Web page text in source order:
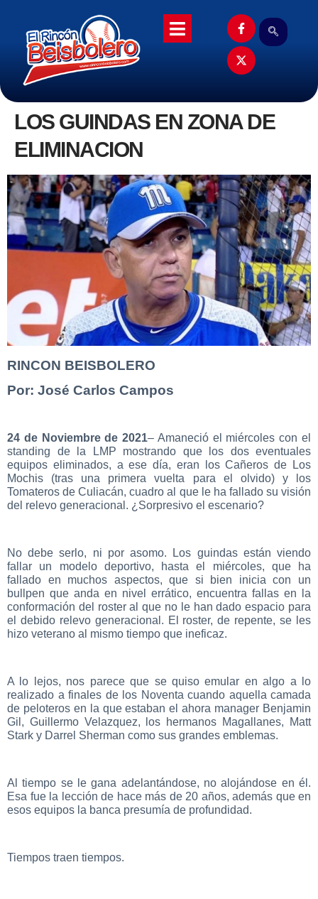
LOS GUINDAS EN ZONA DE
ELIMINACION
RINCON BEISBOLERO
Por: José Carlos Campos
24 de Noviembre de 2021– Amaneció el miércoles con el
standing de la LMP mostrando que los dos eventuales
equipos eliminados, a ese día, eran los Cañeros de Los
Mochis (tras una primera vuelta para el olvido) y los
Tomateros de Culiacán, cuadro al que le ha fallado su visión
del relevo generacional. ¿Sorpresivo el escenario?
No debe serlo, ni por asomo. Los guindas están viendo
fallar un modelo deportivo, hasta el miércoles, que ha
fallado en muchos aspectos, que si bien inicia con un
bullpen que anda en nivel errático, encuentra fallas en la
conformación del roster al que no le han dado espacio para
el debido relevo generacional. El roster, de repente, se les
hizo veterano al mismo tiempo que ineficaz.
A lo lejos, nos parece que se quiso emular en algo a lo
realizado a finales de los Noventa cuando aquella camada
de peloteros en la que estaban el ahora manager Benjamin
Gil, Guillermo Velazquez, los hermanos Magallanes, Matt
Stark y Darrel Sherman como sus grandes emblemas.
Al tiempo se le gana adelantándose, no alojándose en él.
Esa fue la lección de hace más de 20 años, además que en
esos equipos la banca presumía de profundidad.
Tiempos traen tiempos.